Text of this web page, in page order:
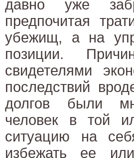
давно уже
предпочитая
убежищ, а на
позиции.
свидетелями
последствий
долгов были
человек в той
ситуацию на
избежать ее